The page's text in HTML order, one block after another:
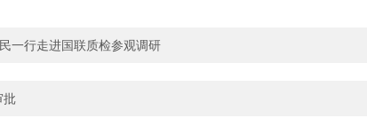
一行走进国联质检参观调研
批